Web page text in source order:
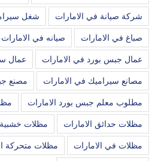
شركة صيانة في الامارات شغل
صباغ في الامارات صيانه في الامارات
عمال جبس بورد في الامارات عمال
مصانع سيراميك في الامارات مصنع
مطلوب معلم جبس بورد الامارات
مظلات حدائق الامارات مظلات خشبية
مظلات في الامارات مظلات متحركة